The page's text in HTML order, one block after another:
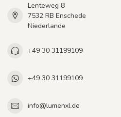
Lenteweg 8
7532 RB Enschede
Niederlande
+49 30 31199109
+49 30 31199109
info@lumenxl.de